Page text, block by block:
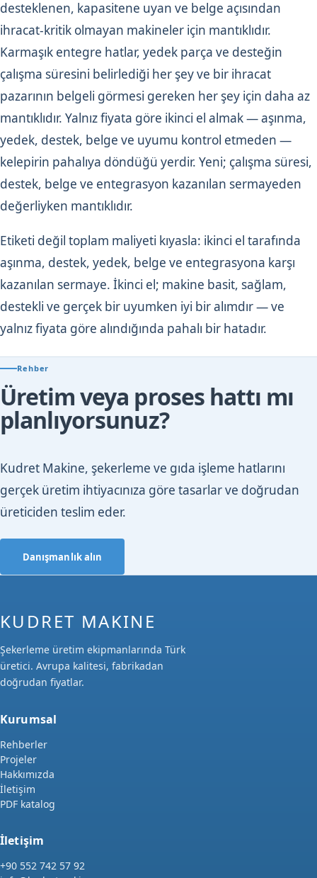
desteklenen, kapasitene uyan ve belge açısından
ihracat-kritik olmayan makineler için mantıklıdır.
Karmaşık entegre hatlar, yedek parça ve desteğin
çalışma süresini belirlediği her şey ve bir ihracat
pazarının belgeli görmesi gereken her şey için daha az
mantıklıdır. Yalnız fiyata göre ikinci el almak — aşınma,
yedek, destek, belge ve uyumu kontrol etmeden —
kelepirin pahalıya döndüğü yerdir. Yeni; çalışma süresi,
destek, belge ve entegrasyon kazanılan sermayeden
değerliyken mantıklıdır.
Etiketi değil toplam maliyeti kıyasla: ikinci el tarafında
aşınma, destek, yedek, belge ve entegrasyona karşı
kazanılan sermaye. İkinci el; makine basit, sağlam,
destekli ve gerçek bir uyumken iyi bir alımdır — ve
yalnız fiyata göre alındığında pahalı bir hatadır.
Rehber
Üretim veya proses hattı mı
planlıyorsunuz?
Kudret Makine, şekerleme ve gıda işleme hatlarını
gerçek üretim ihtiyacınıza göre tasarlar ve doğrudan
üreticiden teslim eder.
Danışmanlık alın
KUDRET MAKINE
Şekerleme üretim ekipmanlarında Türk
üretici. Avrupa kalitesi, fabrikadan
doğrudan fiyatlar.
Kurumsal
Rehberler
Projeler
Hakkımızda
İletişim
PDF katalog
İletişim
+90 552 742 57 92